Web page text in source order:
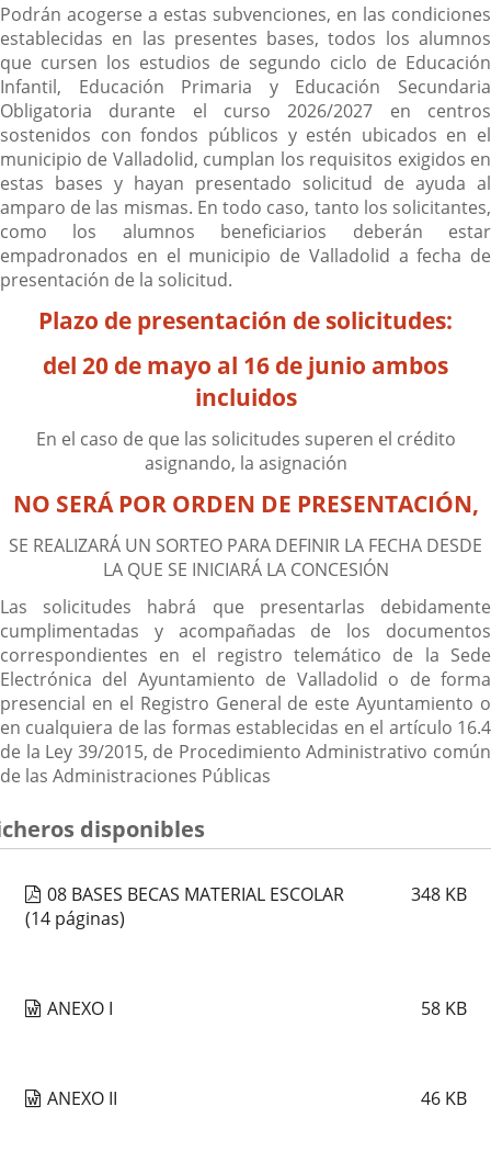
Podrán acogerse a estas subvenciones, en las condiciones
establecidas en las presentes bases, todos los alumnos
que cursen los estudios de segundo ciclo de Educación
Infantil, Educación Primaria y Educación Secundaria
Obligatoria durante el curso 2026/2027 en centros
sostenidos con fondos públicos y estén ubicados en el
municipio de Valladolid, cumplan los requisitos exigidos en
estas bases y hayan presentado solicitud de ayuda al
amparo de las mismas. En todo caso, tanto los solicitantes,
como los alumnos beneficiarios deberán estar
empadronados en el municipio de Valladolid a fecha de
presentación de la solicitud.
Plazo de presentación de solicitudes:
del 20 de mayo al 16 de junio ambos
incluidos
En el caso de que las solicitudes superen el crédito
asignando, la asignación
NO SERÁ POR ORDEN DE PRESENTACIÓN,
SE REALIZARÁ UN SORTEO PARA DEFINIR LA FECHA DESDE
LA QUE SE INICIARÁ LA CONCESIÓN
Las solicitudes habrá que presentarlas debidamente
cumplimentadas y acompañadas de los documentos
correspondientes en el registro telemático de la Sede
Electrónica del Ayuntamiento de Valladolid o de forma
presencial en el Registro General de este Ayuntamiento o
en cualquiera de las formas establecidas en el artículo 16.4
de la Ley 39/2015, de Procedimiento Administrativo común
de las Administraciones Públicas
disponibles
08 BASES BECAS MATERIAL ESCOLAR 348 KB
(14 páginas)
ANEXO I 58 KB
ANEXO II 46 KB